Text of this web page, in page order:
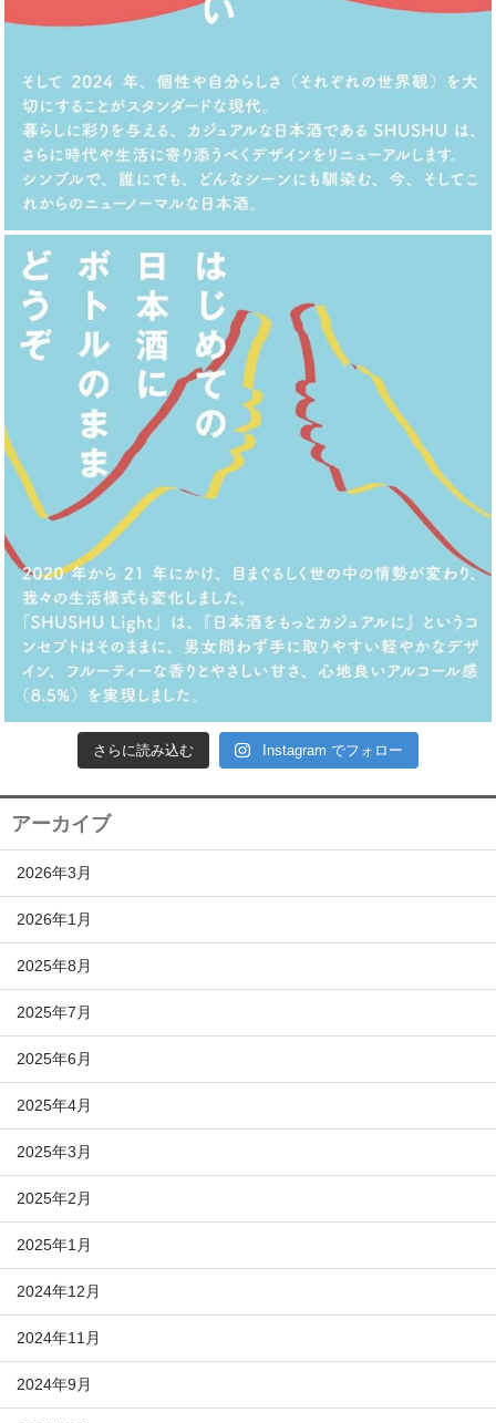
さらに読み込む Instagram でフォロー
アーカイブ
2026年3月
2026年1月
2025年8月
2025年7月
2025年6月
2025年4月
2025年3月
2025年2月
2025年1月
2024年12月
2024年11月
2024年9月